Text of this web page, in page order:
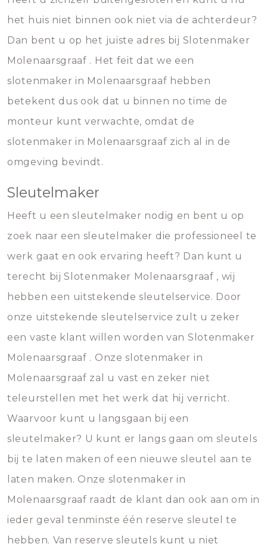
het huis niet binnen ook niet via de achterdeur?
Dan bent u op het juiste adres bij Slotenmaker
Molenaarsgraaf . Het feit dat we een
slotenmaker in Molenaarsgraaf hebben
betekent dus ook dat u binnen no time de
monteur kunt verwachte, omdat de
slotenmaker in Molenaarsgraaf zich al in de
omgeving bevindt.
Sleutelmaker
Heeft u een sleutelmaker nodig en bent u op
zoek naar een sleutelmaker die professioneel te
werk gaat en ook ervaring heeft? Dan kunt u
terecht bij Slotenmaker Molenaarsgraaf , wij
hebben een uitstekende sleutelservice. Door
onze uitstekende sleutelservice zult u zeker
een vaste klant willen worden van Slotenmaker
Molenaarsgraaf . Onze slotenmaker in
Molenaarsgraaf zal u vast en zeker niet
teleurstellen met het werk dat hij verricht.
Waarvoor kunt u langsgaan bij een
sleutelmaker? U kunt er langs gaan om sleutels
bij te laten maken of een nieuwe sleutel aan te
laten maken. Onze slotenmaker in
Molenaarsgraaf raadt de klant dan ook aan om in
ieder geval tenminste één reserve sleutel te
hebben. Van reserve sleutels kunt u niet